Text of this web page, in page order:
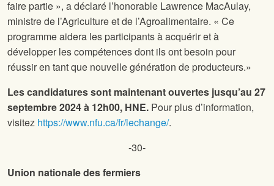
faire partie », a déclaré l’honorable Lawrence MacAulay,
ministre de l’Agriculture et de l’Agroalimentaire. « Ce
programme aidera les participants à acquérir et à
développer les compétences dont ils ont besoin pour
réussir en tant que nouvelle génération de producteurs.»
Les candidatures sont maintenant ouvertes jusqu’au 27
septembre 2024 à 12h00, HNE. Pour plus d’information,
visitez https://www.nfu.ca/fr/lechange/.
-30-
Union nationale des fermiers